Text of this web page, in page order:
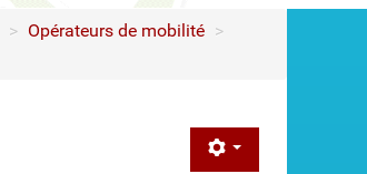
> Opérateurs de mobilité >